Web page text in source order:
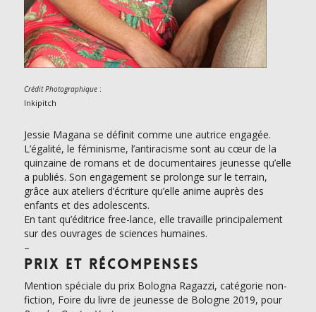
Crédit Photographique:
Inkipitch
Jessie Magana se définit comme une autrice engagée.
L’égalité, le féminisme, l’antiracisme sont au cœur de la
quinzaine de romans et de documentaires jeunesse qu’elle
a publiés. Son engagement se prolonge sur le terrain,
grâce aux ateliers d’écriture qu’elle anime auprès des
enfants et des adolescents.
En tant qu’éditrice free-lance, elle travaille principalement
sur des ouvrages de sciences humaines.
–
Prix et récompenses
Mention spéciale du prix Bologna Ragazzi, catégorie non-
fiction, Foire du livre de jeunesse de Bologne 2019, pour